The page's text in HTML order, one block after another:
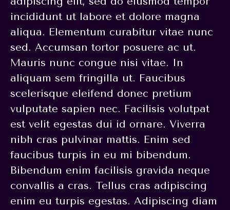
incididunt ut labore et dolore magna
aliqua. Elementum curabitur vitae nunc
sed. Accumsan tortor posuere ac ut.
Mauris nunc congue nisi vitae. In
aliquam sem fringilla ut. Faucibus
scelerisque eleifend donec pretium
vulputate sapien nec. Facilisis volutpat
est velit egestas dui id ornare. Viverra
nibh cras pulvinar mattis. Enim sed
faucibus turpis in eu mi bibendum.
Bibendum enim facilisis gravida neque
convallis a cras. Tellus cras adipiscing
enim eu turpis egestas. Adipiscing diam